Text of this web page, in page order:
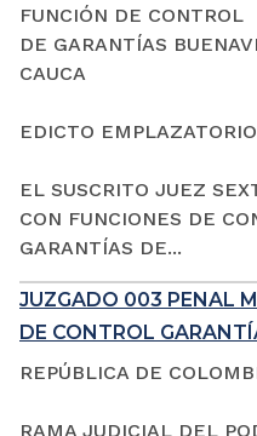
FUNCIÓN DE CONTROL
DE GARANTÍAS
CAUCA
EDICTO EMPLAZATORIO
EL SUSCRITO JUEZ
CON FUNCIONES DE
GARANTÍAS DE...
JUZGADO 003 PENAL
DE CONTROL
REPÚBLICA DE
RAMA JUDICIAL DEL